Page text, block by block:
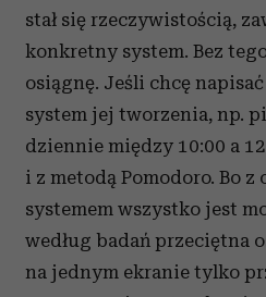
stał się rzeczywistością,
konkretny system. Bez
osiągnę. Jeśli chcę
system jej tworzenia, np.
dziennie między 10:00 a
i z metodą Pomodoro. Bo z
systemem wszystko jest
według badań przeciętna
na jednym ekranie tylko